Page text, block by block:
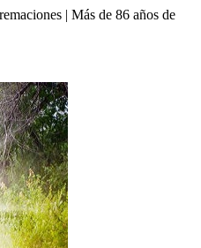
| Más de 86 años de